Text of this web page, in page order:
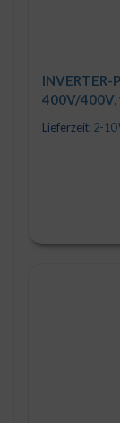
400V/
Lieferzeit: 2-10